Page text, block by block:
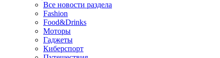
Все новости раздела
Fashion
Food&Drinks
Моторы
Гаджеты
Киберспорт